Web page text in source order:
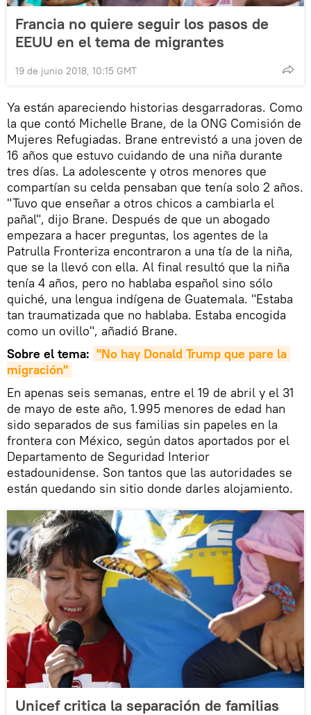
Francia no quiere seguir los pasos de
EEUU en el tema de migrantes
19 de junio 2018, 10:15 GMT
Ya están apareciendo historias desgarradoras. Como
la que contó Michelle Brane, de la ONG Comisión de
Mujeres Refugiadas. Brane entrevistó a una joven de
16 años que estuvo cuidando de una niña durante
tres días. La adolescente y otros menores que
compartían su celda pensaban que tenía solo 2 años.
"Tuvo que enseñar a otros chicos a cambiarla el
pañal", dijo Brane. Después de que un abogado
empezara a hacer preguntas, los agentes de la
Patrulla Fronteriza encontraron a una tía de la niña,
que se la llevó con ella. Al final resultó que la niña
tenía 4 años, pero no hablaba español sino sólo
quiché, una lengua indígena de Guatemala. "Estaba
tan traumatizada que no hablaba. Estaba encogida
como un ovillo", añadió Brane.
Sobre el tema: "No hay Donald Trump que pare la
migración"
En apenas seis semanas, entre el 19 de abril y el 31
de mayo de este año, 1.995 menores de edad han
sido separados de sus familias sin papeles en la
frontera con México, según datos aportados por el
Departamento de Seguridad Interior
estadounidense. Son tantos que las autoridades se
están quedando sin sitio donde darles alojamiento.
Unicef critica la separación de familias